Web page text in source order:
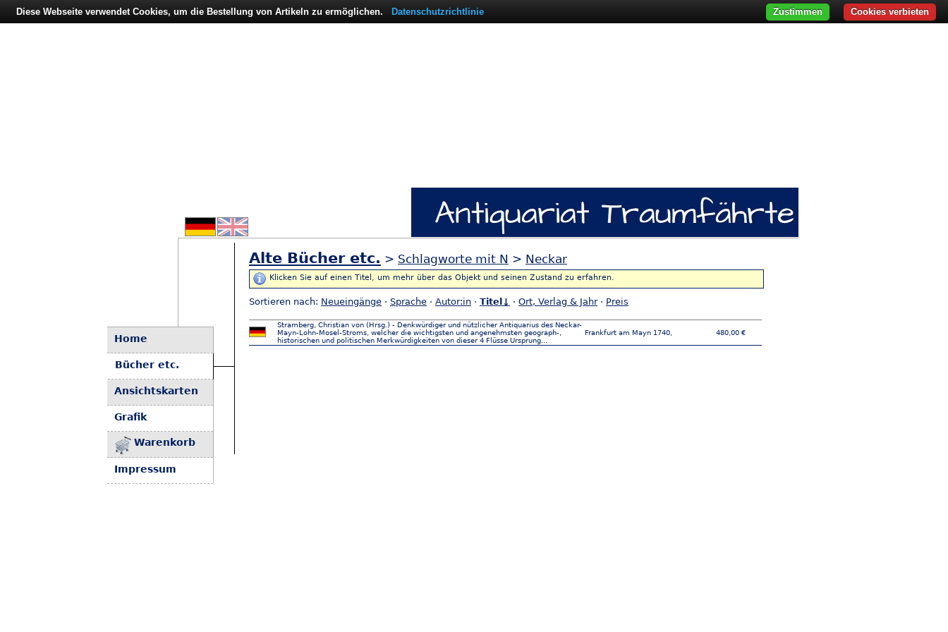
Home
Bücher etc.
Ansichtskarten
Grafik
Warenkorb
Impressum
Alte Bücher etc. > Schlagworte mit N > Neckar
Klicken Sie auf einen Titel, um mehr über das Objekt und seinen Zustand zu erfahren.
Sortieren nach: Neueingänge · Sprache · Autor:in · Titel↓ · Ort, Verlag & Jahr· Preis
Stramberg, Christian von (Hrsg.) - Denkwürdiger und nützlicher Antiquarius des Neckar-
Mayn-Lohn-Mosel-Stroms, welcher die wichtigsten und angenehmsten geograph-,
historischen und politischen Merkwürdigkeiten von dieser 4 Flüsse Ursprung...
Frankfurt am Mayn 1740, 480,00 €
Diese Webseite verwendet Cookies, um die Bestellung von Artikeln zu ermöglichen. Datenschutzrichtlinie Cookies verbieten
Zustimmen